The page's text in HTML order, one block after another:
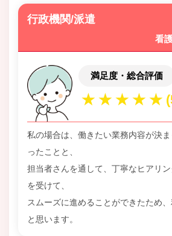
行政機関/派遣
看
満足度・総合評価
私の場合は、働きたい業務内容が決
ったことと、
担当者さんを通して、丁寧なヒアリ
を受けて、
スムーズに進めることができたため
と思います。